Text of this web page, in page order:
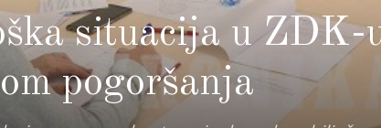
situacija u ZDK-
pogoršanja